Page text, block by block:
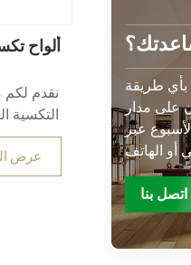
ألواح
نقدم لكم
التكسية
مع هذه
عرض
بأي طريقة
على مدار
عبر
اتصل بنا